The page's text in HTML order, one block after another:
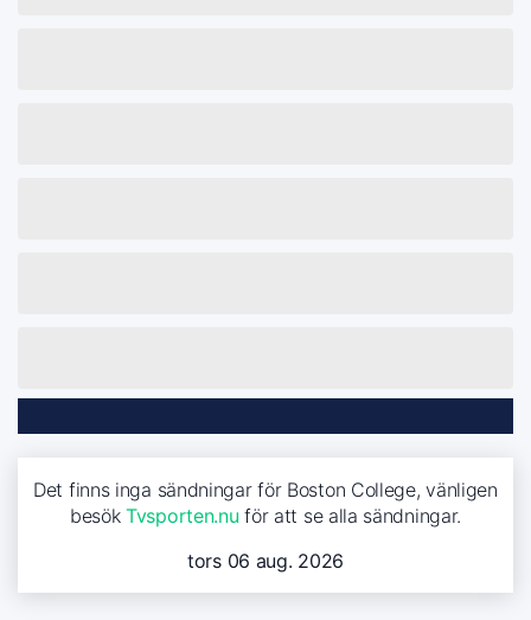
Det finns inga sändningar för Boston College, vänligen
besökTvsporten.nu för att se alla sändningar.
tors 06 aug. 2026